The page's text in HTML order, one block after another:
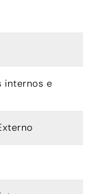
internos e